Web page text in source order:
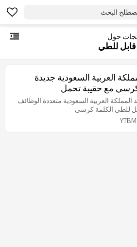
البحث
حول
للطي
المملكة العربية السعودية جديدة
مع حقيبة تحمل
المملكة العربية السعودية متعددة الوظائف
للطي الكلمة كرسي